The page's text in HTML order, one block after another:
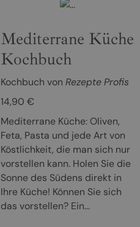
Mediterrane Küche
Kochbuch
Kochbuch von Rezepte Profis
14,90 €
Mediterrane Küche: Oliven,
Feta, Pasta und jede Art von
Köstlichkeit, die man sich nur
vorstellen kann. Holen Sie die
Sonne des Südens direkt in
Ihre Küche! Können Sie sich
das vorstellen? Ein...